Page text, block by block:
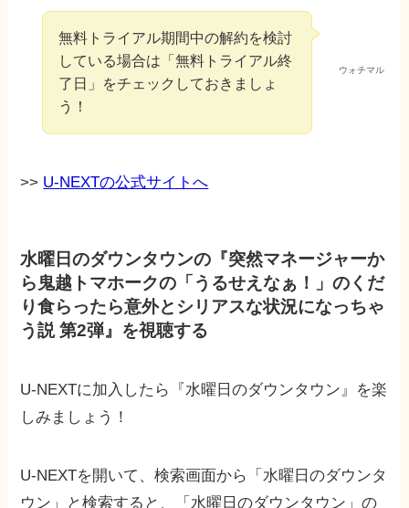
ウォチマル
無料トライアル期間中の解約を検討
している場合は「無料トライアル終
了日」をチェックしておきましょ
う！
>> U-NEXTの公式サイトへ
水曜日のダウンタウンの『突然マネージャーか
ら鬼越トマホークの「うるせえなぁ！」のくだ
り食らったら意外とシリアスな状況になっちゃ
う説 第2弾』を視聴する
U-NEXTに加入したら『水曜日のダウンタウン』を楽
しみましょう！
U-NEXTを開いて、検索画面から「水曜日のダウンタ
ウン」と検索すると、「水曜日のダウンタウン」の